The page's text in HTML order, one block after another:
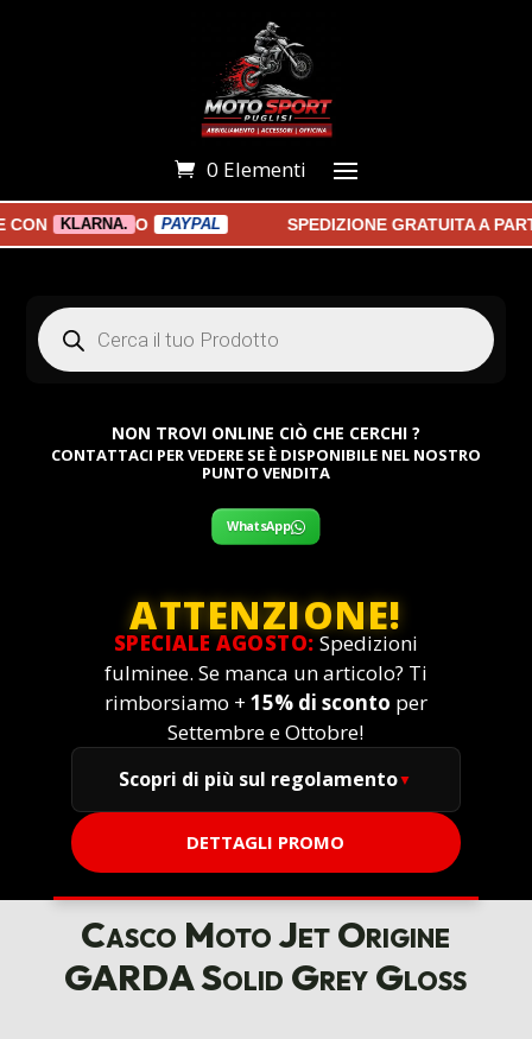
0 Elementi
KLARNA. O PAYPAL SPEDIZIONE GRATUITA A
Products
search
NON TROVI ONLINE CIÒ CHE CERCHI ?
CONTATTACI PER VEDERE SE È DISPONIBILE NEL NOSTRO
PUNTO VENDITA
WhatsApp
ATTENZIONE!
SPECIALE AGOSTO: Spedizioni
fulminee. Se manca un articolo? Ti
rimborsiamo + 15% di sconto per
Settembre e Ottobre!
Scopri di più sul regolamento
DETTAGLI PROMO
Casco Moto Jet Origine
GARDA Solid Grey Gloss